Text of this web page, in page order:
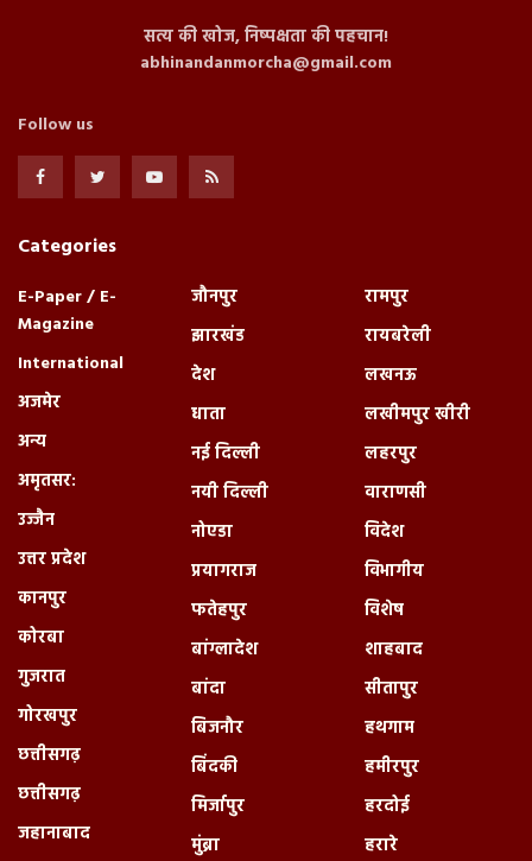
सत्य की खोज, निष्पक्षता की पहचान!
abhinandanmorcha@gmail.com
Follow us
Categories
E-Paper / E-
Magazine
International
अजमेर
अन्य
अमृतसर:
उज्जैन
उत्तर प्रदेश
कानपुर
कोरबा
गुजरात
गोरखपुर
छत्तीसगढ़
छत्तीसगढ़
जहानाबाद
जौनपुर
झारखंड
देश
धाता
नई दिल्ली
नयी दिल्ली
नोएडा
प्रयागराज
फतेहपुर
बांग्लादेश
बांदा
बिजनौर
बिंदकी
मिर्जापुर
मुंब्रा
रामपुर
रायबरेली
लखनऊ
लखीमपुर खीरी
लहरपुर
वाराणसी
विदेश
विभागीय
विशेष
शाहबाद
सीतापुर
हथगाम
हमीरपुर
हरदोई
हरारे